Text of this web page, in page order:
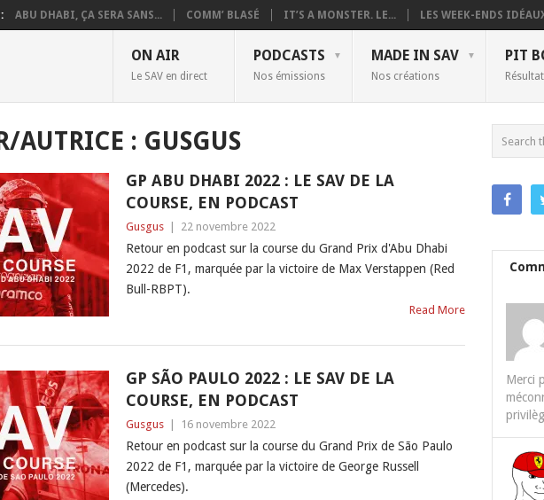
ABU DHABI, ÇA SERA SANS... COMM’ BLASÉ IT’S A MONSTER. LE... LES WEEK-ENDS
ON AIR
Le SAV en direct
PODCASTS
Nos émissions
MADE IN SAV
Nos créations
PIT
AUTRICE : GUSGUS
GP ABU DHABI 2022 : LE SAV DE LA
COURSE, EN PODCAST
Gusgus 22 novembre 2022
Retour en podcast sur la course du Grand Prix d'Abu Dhabi
2022 de F1, marquée par la victoire de Max Verstappen (Red
Bull-RBPT).
Read More
GP SÃO PAULO 2022 : LE SAV DE LA
COURSE, EN PODCAST
Gusgus 16 novembre 2022
Retour en podcast sur la course du Grand Prix de São Paulo
2022 de F1, marquée par la victoire de George Russell
(Mercedes).
Merci